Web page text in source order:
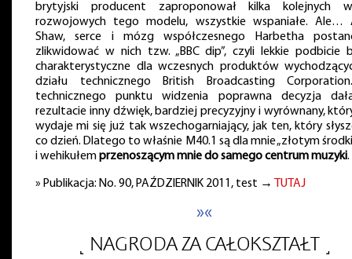
brytyjski producent zaproponował kilka kolejnych
rozwojowych tego modelu, wszystkie wspaniałe. Ale…
Shaw, serce i mózg współczesnego Harbetha
zlikwidować w nich tzw. „BBC dip”, czyli lekkie podbicie
charakterystyczne dla wczesnych produktów
działu technicznego British Broadcasting
technicznego punktu widzenia poprawna decyzja
rezultacie inny dźwięk, bardziej precyzyjny i wyrównany,
wydaje mi się już tak wszechogarniający, jak ten, który
co dzień. Dlatego to właśnie M40.1 są dla mnie „złotym
i wehikułemprzenoszącym mnie do samego centrum muzyki.
» Publikacja: No. 90, PAŹDZIERNIK 2011, test → TUTAJ
»«
˻ NAGRODA ZA CAŁOKSZTAŁT ˼